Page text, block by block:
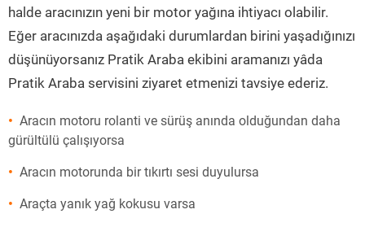
halde aracınızın yeni bir motor yağına ihtiyacı olabilir.
Eğer aracınızda aşağıdaki durumlardan birini yaşadığınızı
düşünüyorsanız Pratik Araba ekibini aramanızı yâda
Pratik Araba servisini ziyaret etmenizi tavsiye ederiz.
Aracın motoru rolanti ve sürüş anında olduğundan daha
gürültülü çalışıyorsa
Aracın motorunda bir tıkırtı sesi duyulursa
Araçta yanık yağ kokusu varsa